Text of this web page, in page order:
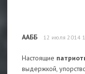
ААББ 12 июля 2014
Настоящие
выдержкой,